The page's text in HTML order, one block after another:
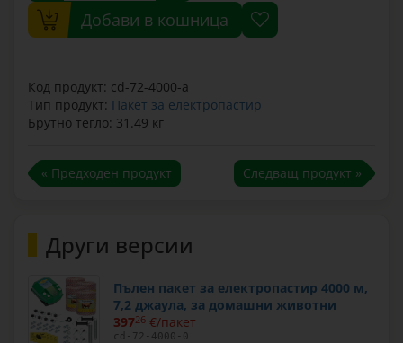
Добави в кошница
Код продукт: cd-72-4000-a
Тип продукт: Пакет за електропастир
Брутно тегло: 31.49 кг
« Предходен продукт Следващ продукт »
Други версии
Пълен пакет за електропастир 4000 м,
7,2 джаула, за домашни животни
39726 €/пакет
cd-72-4000-0